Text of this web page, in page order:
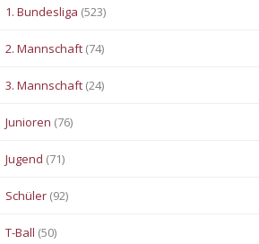
1. Bundesliga (523)
2. Mannschaft (74)
3. Mannschaft (24)
Junioren (76)
Jugend (71)
Schüler (92)
T-Ball (50)